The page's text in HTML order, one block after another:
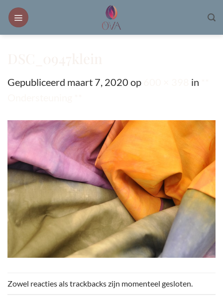
Ga
naar
inhoud
Gepubliceerd maart 7, 2020 op in
Zowel reacties als trackbacks zijn momenteel gesloten.